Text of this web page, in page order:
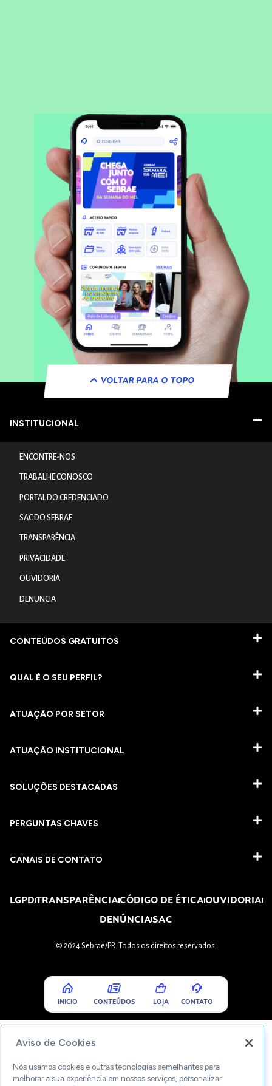
VOLTAR PARA O TOPO
INSTITUCIONAL
ENCONTRE-NOS
TRABALHE CONOSCO
PORTAL DO CREDENCIADO
SAC DO SEBRAE
TRANSPARÊNCIA
PRIVACIDADE
OUVIDORIA
DENUNCIA
CONTEÚDOS GRATUITOS
QUAL É O SEU PERFIL?
ATUAÇÃO POR SETOR
ATUAÇÃO INSTITUCIONAL
SOLUÇÕES DESTACADAS
PERGUNTAS CHAVES​
CANAIS DE CONTATO
LGPDTRANSPARÊNCIACÓDIGO DE ÉTICAOUVIDORIA
DENÚNCIASAC
© 2024 Sebrae/PR. Todos os direitos reservados.
INICIO CONTEÚDOS LOJA CONTATO
Aviso de Cookies
Nós usamos cookies e outras tecnologias semelhantes para
melhorar a sua experiência em nossos serviços, personalizar